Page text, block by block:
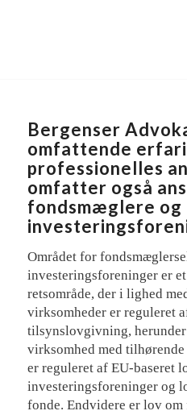
Bergenser
omfattende
professionelles
omfatter også
fondsmæglere og
Området for
investeringsforeninger er
retsområde, der i lighed
virksomheder er reguleret
tilsynslovgivning,
virksomhed med
er reguleret af EU-baseret
investeringsforeninger og
fonde. Endvidere er lov